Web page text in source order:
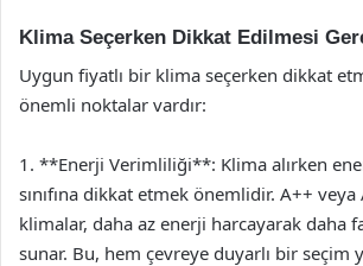
Klima Seçerken Dikkat Edilmesi
Uygun fiyatlı bir klima seçerken dikkat
önemli noktalar vardır:
1. **Enerji Verimliliği**: Klima alırken
sınıfına dikkat etmek önemlidir. A++ veya
klimalar, daha az enerji harcayarak daha
sunar. Bu, hem çevreye duyarlı bir seçim